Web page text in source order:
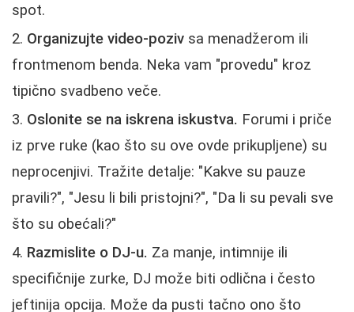
spot.
Organizujte video-poziv sa menadžerom ili
frontmenom benda. Neka vam "provedu" kroz
tipično svadbeno veče.
Oslonite se na iskrena iskustva. Forumi i priče
iz prve ruke (kao što su ove ovde prikupljene) su
neprocenjivi. Tražite detalje: "Kakve su pauze
pravili?", "Jesu li bili pristojni?", "Da li su pevali sve
što su obećali?"
Razmislite o DJ-u. Za manje, intimnije ili
specifičnije zurke, DJ može biti odlična i često
jeftinija opcija. Može da pusti tačno ono što